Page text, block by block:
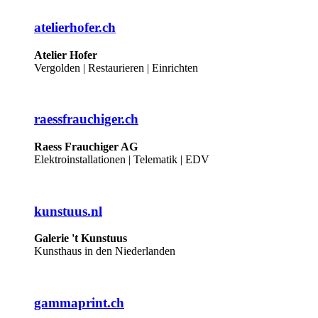
atelierhofer.ch
Atelier Hofer
Vergolden | Restaurieren | Einrichten
raessfrauchiger.ch
Raess Frauchiger AG
Elektroinstallationen | Telematik | EDV
kunstuus.nl
Galerie 't Kunstuus
Kunsthaus in den Niederlanden
gammaprint.ch